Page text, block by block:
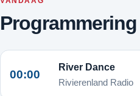
Programmering
00:00
River Dance
Rivierenland Radio